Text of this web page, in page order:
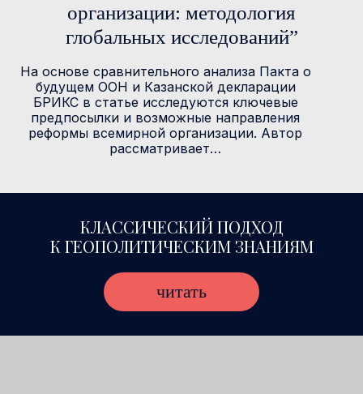
организации: методология
глобальных исследований”
На основе сравнительного анализа Пакта о
будущем ООН и Казанской декларации
БРИКС в статье исследуются ключевые
предпосылки и возможные направления
реформы всемирной организации. Автор
рассматривает…
КЛАССИЧЕСКИЙ ПОДХОД
К ГЕОПОЛИТИЧЕСКИМ ЗНАНИЯМ
читать